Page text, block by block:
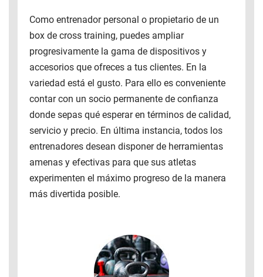
Como entrenador personal o propietario de un
box de cross training, puedes ampliar
progresivamente la gama de dispositivos y
accesorios que ofreces a tus clientes. En la
variedad está el gusto. Para ello es conveniente
contar con un socio permanente de confianza
donde sepas qué esperar en términos de calidad,
servicio y precio. En última instancia, todos los
entrenadores desean disponer de herramientas
amenas y efectivas para que sus atletas
experimenten el máximo progreso de la manera
más divertida posible.